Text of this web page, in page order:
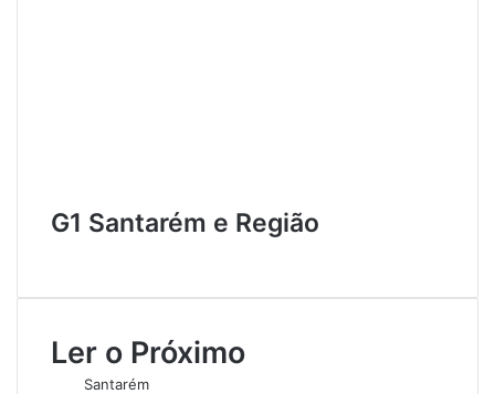
G1 Santarém e Região
b
i
tLer o Próximo
Santarém